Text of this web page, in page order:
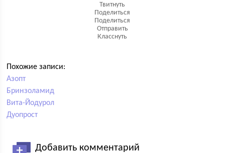
Твитнуть
Поделиться
Поделиться
Отправить
Класснуть
Похожие записи:
Азопт
Бринзоламид
Вита-Йодурол
Дуопрост
Добавить комментарий